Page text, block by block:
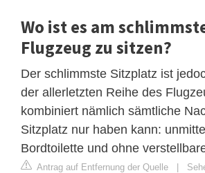
Wo ist es am
Flugzeug zu sitzen?
Der schlimmste Sitzplatz ist
der allerletzten Reihe des
kombiniert nämlich sämtliche
Sitzplatz nur haben kann:
Bordtoilette und ohne
Antrag auf Entfernung der Quelle |